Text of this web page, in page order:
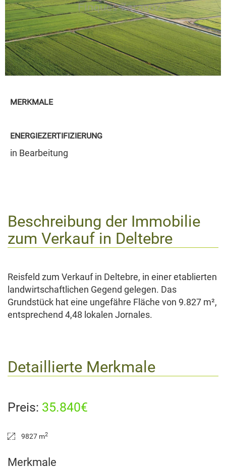
MERKMALE
ENERGIEZERTIFIZIERUNG
in Bearbeitung
Beschreibung der Immobilie
zum Verkauf in Deltebre
Reisfeld zum Verkauf in Deltebre, in einer etablierten
landwirtschaftlichen Gegend gelegen. Das
Grundstück hat eine ungefähre Fläche von 9.827 m²,
entsprechend 4,48 lokalen Jornales.
Detaillierte Merkmale
Preis: 35.840€
9827 m2
Merkmale